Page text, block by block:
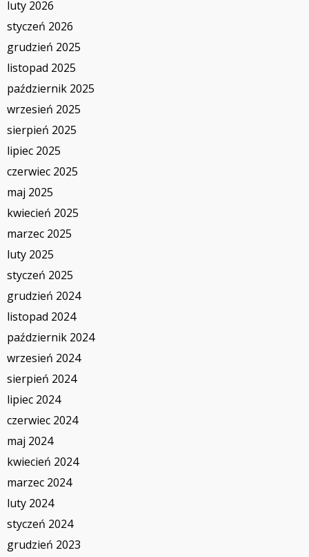
luty 2026
styczeń 2026
grudzień 2025
listopad 2025
październik 2025
wrzesień 2025
sierpień 2025
lipiec 2025
czerwiec 2025
maj 2025
kwiecień 2025
marzec 2025
luty 2025
styczeń 2025
grudzień 2024
listopad 2024
październik 2024
wrzesień 2024
sierpień 2024
lipiec 2024
czerwiec 2024
maj 2024
kwiecień 2024
marzec 2024
luty 2024
styczeń 2024
grudzień 2023